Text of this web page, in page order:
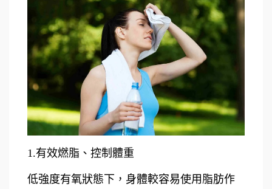
1.有效燃脂、控制體重
低強度有氧狀態下，身體較容易使用脂肪作